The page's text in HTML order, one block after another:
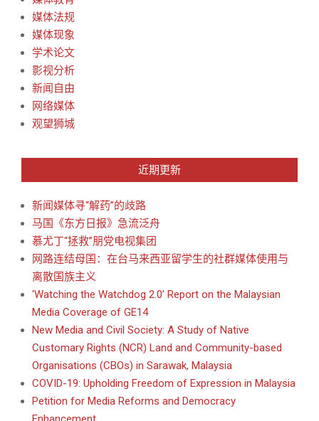
媒体法规
媒体现象
学术论文
影视分析
新闻自由
网络媒体
观望狮城
近期更新
新闻媒体寻“解药”的歧路
马国《东方日报》急流泛舟
慕尤丁“拯救”朋党电视集团
网路连结母国：在台马来西亚留学生的社群媒体使用与
离散国族主义
‘Watching the Watchdog 2.0’ Report on the Malaysian
Media Coverage of GE14
New Media and Civil Society: A Study of Native
Customary Rights (NCR) Land and Community-based
Organisations (CBOs) in Sarawak, Malaysia
COVID-19: Upholding Freedom of Expression in Malaysia
Petition for Media Reforms and Democracy